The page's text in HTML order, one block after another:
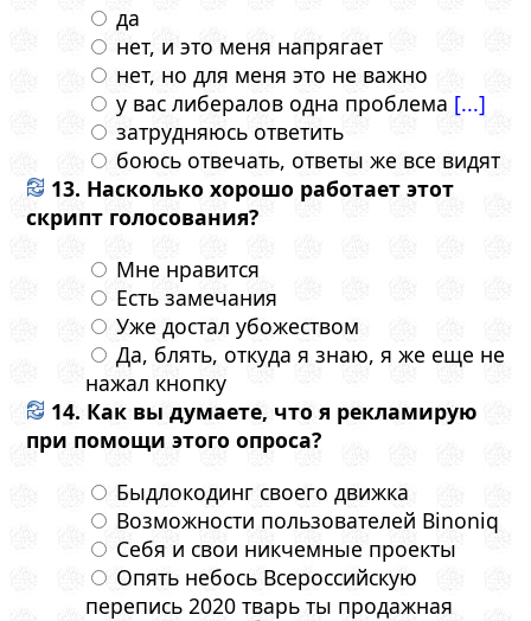
да
нет, и это меня напрягает
нет, но для меня это не важно
у вас либералов одна проблема [...]
затрудняюсь ответить
боюсь отвечать, ответы же все видят
13. Насколько хорошо работает этот
скрипт голосования?
Мне нравится
Есть замечания
Уже достал убожеством
Да, блять, откуда я знаю, я же еще не
нажал кнопку
14. Как вы думаете, что я рекламирую
при помощи этого опроса?
Быдлокодинг своего движка
Возможности пользователей Binoniq
Себя и свои никчемные проекты
Опять небось Всероссийскую
перепись 2020 тварь ты продажная